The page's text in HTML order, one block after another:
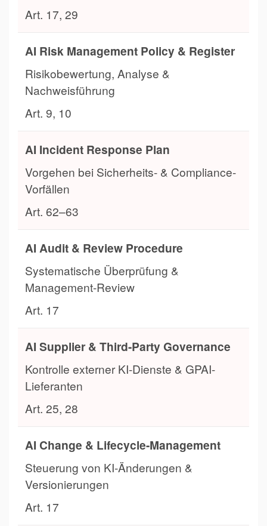
Art. 17, 29
AI Risk Management Policy & Register
Risikobewertung, Analyse &
Nachweisführung
Art. 9, 10
AI Incident Response Plan
Vorgehen bei Sicherheits- & Compliance-
Vorfällen
Art. 62–63
AI Audit & Review Procedure
Systematische Überprüfung &
Management-Review
Art. 17
AI Supplier & Third-Party Governance
Kontrolle externer KI-Dienste & GPAI-
Lieferanten
Art. 25, 28
AI Change & Lifecycle-Management
Steuerung von KI-Änderungen &
Versionierungen
Art. 17